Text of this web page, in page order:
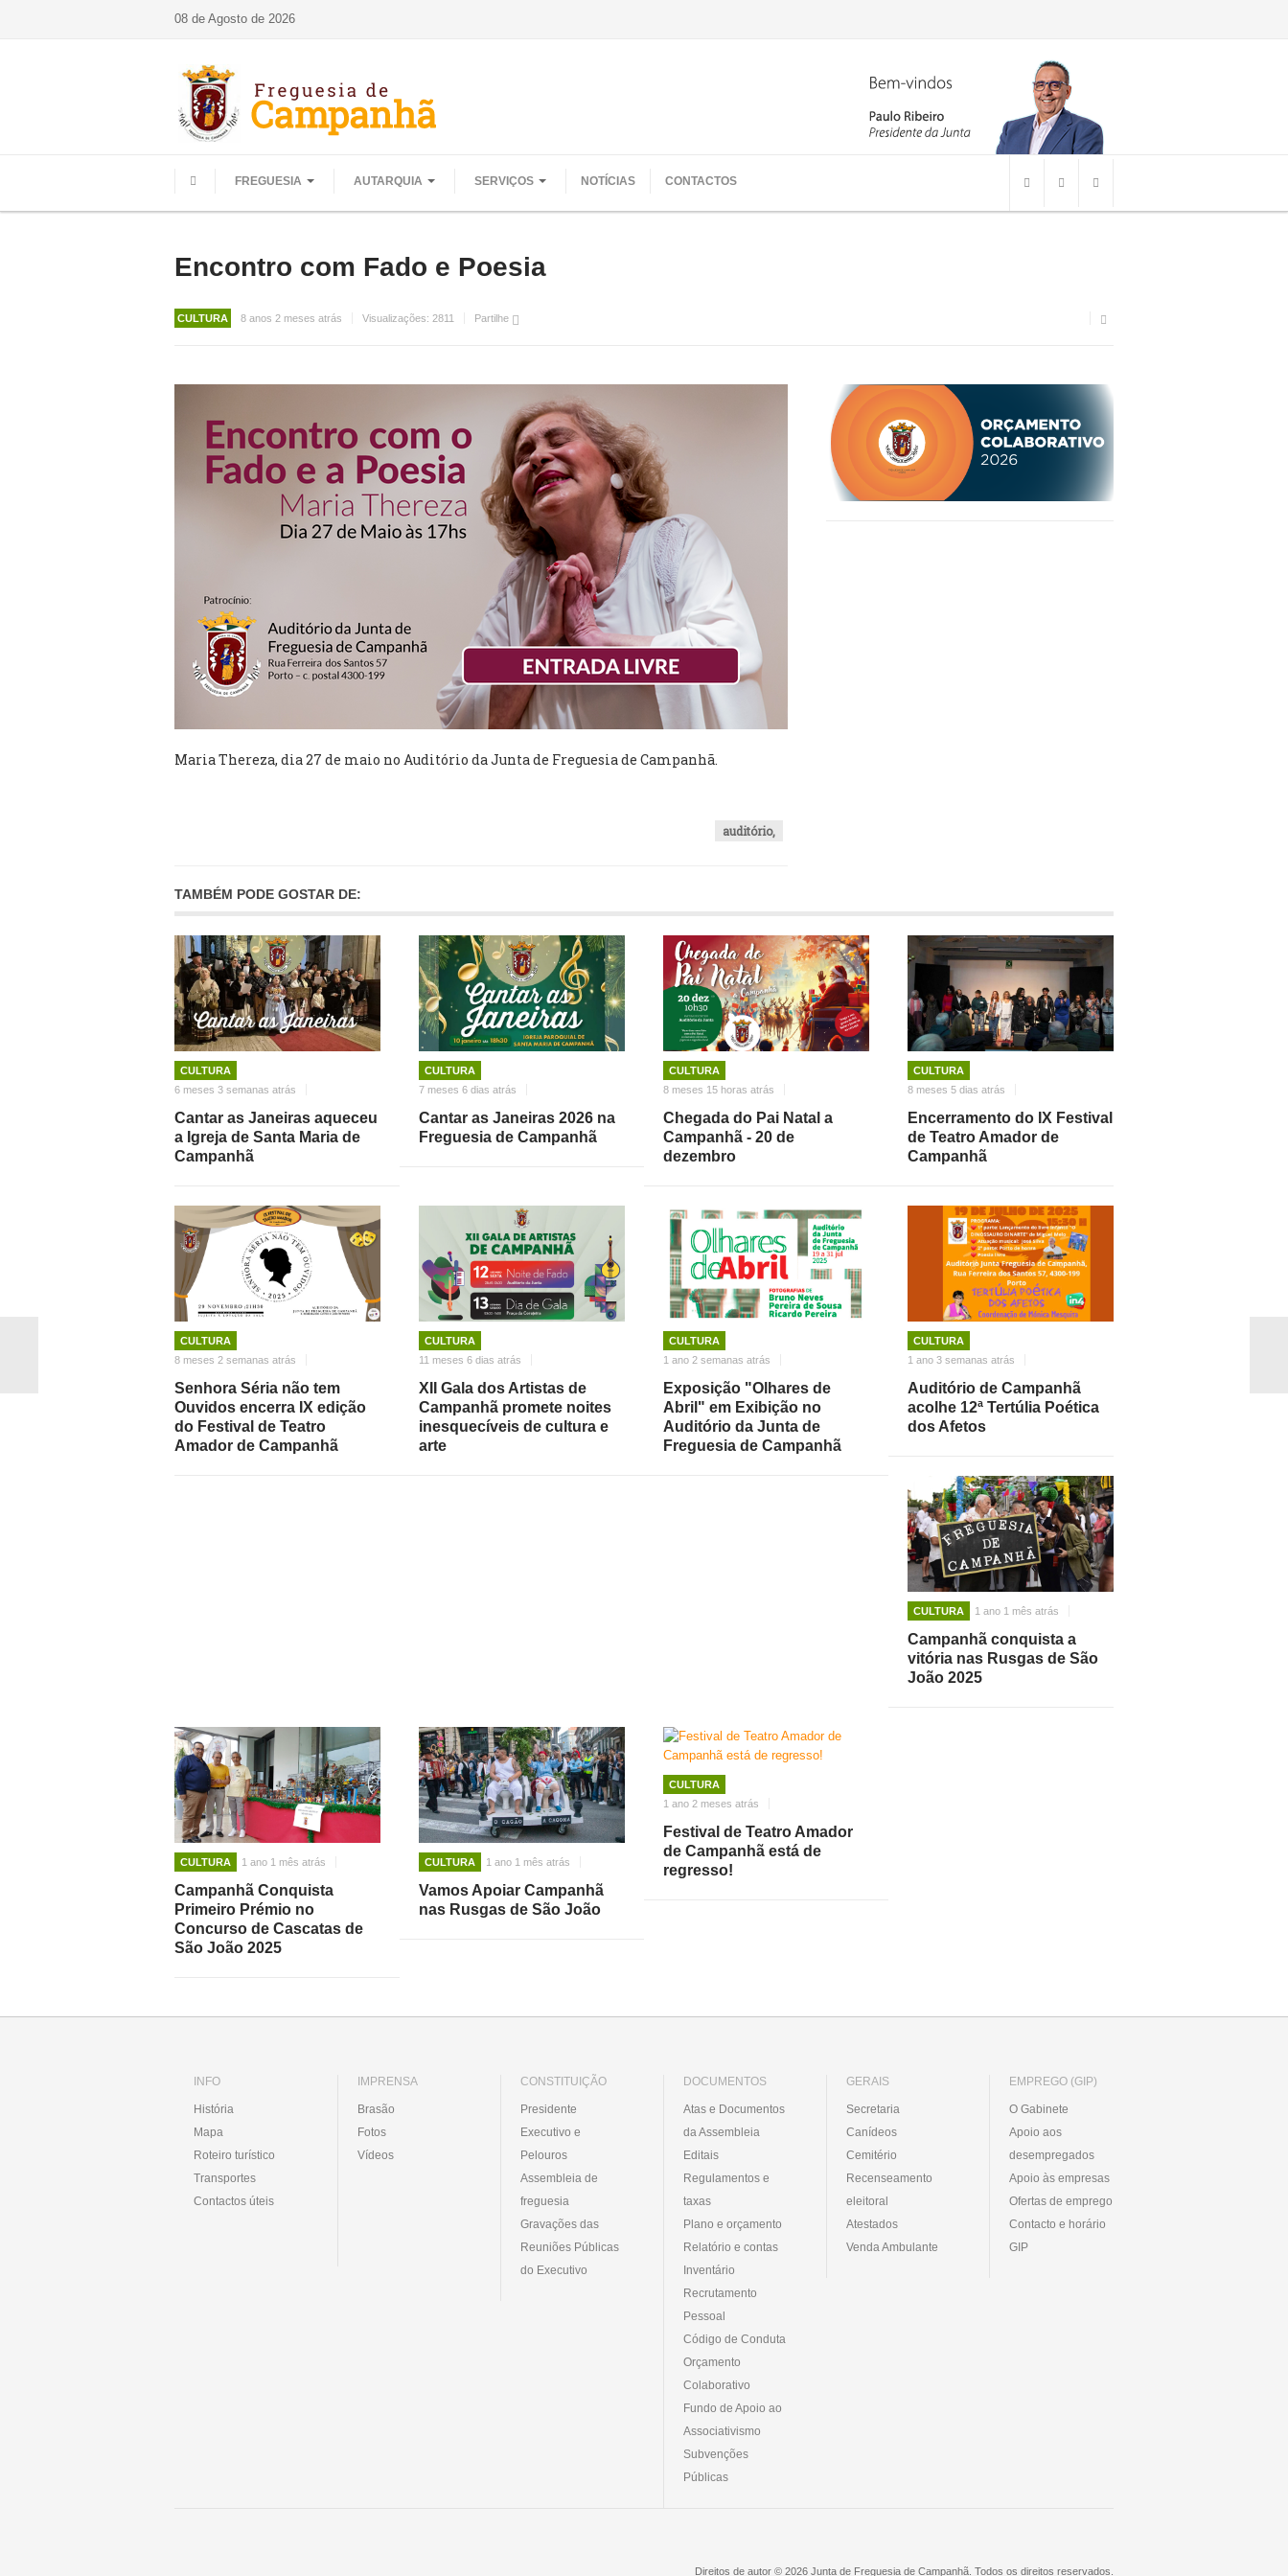
08 de Agosto de 2026
FREGUESIA AUTARQUIA SERVIÇOS NOTÍCIAS CONTACTOS
Encontro com Fado e Poesia
CULTURA 8 anos 2 meses atrás Visualizações: 2811 Partilhe
Maria Thereza, dia 27 de maio no Auditório da Junta de Freguesia de Campanhã.
auditório,
TAMBÉM PODE GOSTAR DE:
CULTURA
6 meses 3 semanas atrás
Cantar as Janeiras aqueceu
a Igreja de Santa Maria de
Campanhã
CULTURA
7 meses 6 dias atrás
Cantar as Janeiras 2026 na
Freguesia de Campanhã
CULTURA
8 meses 15 horas atrás
Chegada do Pai Natal a
Campanhã - 20 de
dezembro
CULTURA
8 meses 5 dias atrás
Encerramento do IX Festival
de Teatro Amador de
Campanhã
CULTURA
8 meses 2 semanas atrás
Senhora Séria não tem
Ouvidos encerra IX edição
do Festival de Teatro
Amador de Campanhã
CULTURA
11 meses 6 dias atrás
XII Gala dos Artistas de
Campanhã promete noites
inesquecíveis de cultura e
arte
CULTURA
1 ano 2 semanas atrás
Exposição "Olhares de
Abril" em Exibição no
Auditório da Junta de
Freguesia de Campanhã
CULTURA
1 ano 3 semanas atrás
Auditório de Campanhã
acolhe 12ª Tertúlia Poética
dos Afetos
CULTURA 1 ano 1 mês atrás
Campanhã conquista a
vitória nas Rusgas de São
João 2025
CULTURA 1 ano 1 mês atrás
Campanhã Conquista
Primeiro Prémio no
Concurso de Cascatas de
São João 2025
CULTURA 1 ano 1 mês atrás
Vamos Apoiar Campanhã
nas Rusgas de São João
CULTURA
1 ano 2 meses atrás
Festival de Teatro Amador
de Campanhã está de
regresso!
INFO
História
Mapa
Roteiro turístico
Transportes
Contactos úteis
IMPRENSA
Brasão
Fotos
Vídeos
CONSTITUIÇÃO
Presidente
Executivo e
Pelouros
Assembleia de
freguesia
Gravações das
Reuniões Públicas
do Executivo
DOCUMENTOS
Atas e Documentos
da Assembleia
Editais
Regulamentos e
taxas
Plano e orçamento
Relatório e contas
Inventário
Recrutamento
Pessoal
Código de Conduta
Orçamento
Colaborativo
Fundo de Apoio ao
Associativismo
Subvenções
Públicas
GERAIS
Secretaria
Canídeos
Cemitério
Recenseamento
eleitoral
Atestados
Venda Ambulante
EMPREGO (GIP)
O Gabinete
Apoio aos
desempregados
Apoio às empresas
Ofertas de emprego
Contacto e horário
GIP
Direitos de autor © 2026 Junta de Freguesia de Campanhã. Todos os direitos reservados.